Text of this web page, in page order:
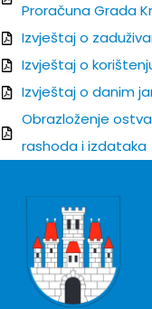
Proračuna Grada
Izvještaj o
Izvještaj o
Izvještaj o danim
Obrazloženje
rashoda i izdataka